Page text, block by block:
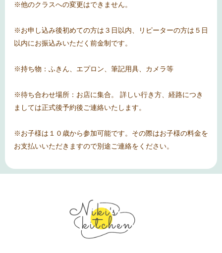
※他のクラスへの変更はできません。
※お申し込み後初めての方は３日以内、リピーターの方は５日
以内にお振込みいただく前金制です。
※持ち物：ふきん、エプロン、筆記用具、カメラ等
※待ち合わせ場所：お店に集合。 詳しい行き方、経路につき
ましては正式後予約後ご連絡いたします。
※お子様は１０歳から参加可能です。その際はお子様の料金を
お支払いいただきますので別途ご連絡をください。